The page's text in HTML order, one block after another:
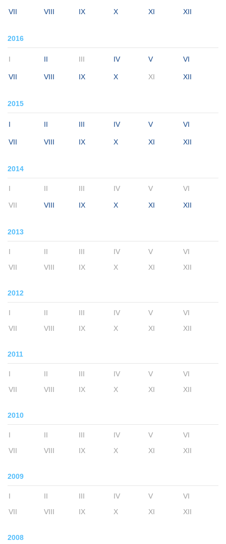
VII VIII IX X XI XII
2016
I II III IV V VI
VII VIII IX X XI XII
2015
I II III IV V VI
VII VIII IX X XI XII
2014
I II III IV V VI
VII VIII IX X XI XII
2013
I II III IV V
VI
VII
VIII IX X XI XII
2012
I II III IV V
VI
VII
VIII IX X XI XII
2011
I II III IV V
VI
VII
VIII IX X XI XII
2010
I II III IV V
VI
VII
VIII IX X XI XII
2009
I II III IV V
VI
VII
VIII IX X XI XII
2008